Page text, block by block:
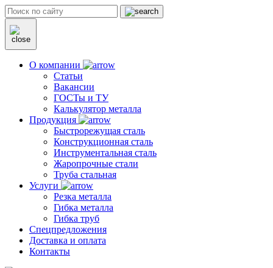
О компании
Статьи
Вакансии
ГОСТы и ТУ
Калькулятор металла
Продукция
Быстрорежущая сталь
Конструкционная сталь
Инструментальная сталь
Жаропрочные стали
Труба стальная
Услуги
Резка металла
Гибка металла
Гибка труб
Спецпредложения
Доставка и оплата
Контакты